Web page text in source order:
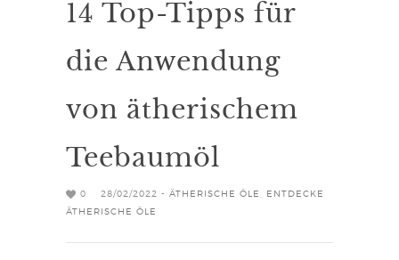
14 Top-Tipps für
die Anwendung
von ätherischem
Teebaumöl
0 28/02/2022 - ÄTHERISCHE ÖLE
ENTDECKE
ÄTHERISCHE ÖLE